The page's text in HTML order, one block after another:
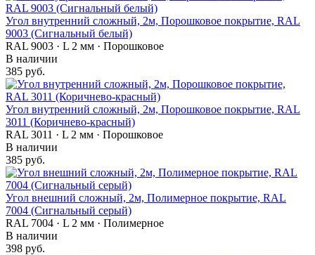
Угол внутренний сложный, 2м, Порошковое покрытие, RAL
9003 (Сигнальный белый)
RAL 9003 · L 2 мм · Порошковое
В наличии
385 руб.
Угол внутренний сложный, 2м, Порошковое покрытие, RAL
3011 (Коричнево-красный)
RAL 3011 · L 2 мм · Порошковое
В наличии
385 руб.
Угол внешний сложный, 2м, Полимерное покрытие, RAL
7004 (Сигнальный серый)
RAL 7004 · L 2 мм · Полимерное
В наличии
398 руб.